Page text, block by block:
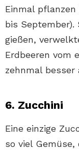
Einmal
bis September).
gießen,
Erdbeeren vom
zehnmal
6. Zucchini
Eine einzige
so viel